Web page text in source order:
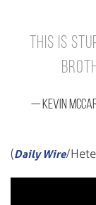
This is
— Kevin
(Daily Wire/